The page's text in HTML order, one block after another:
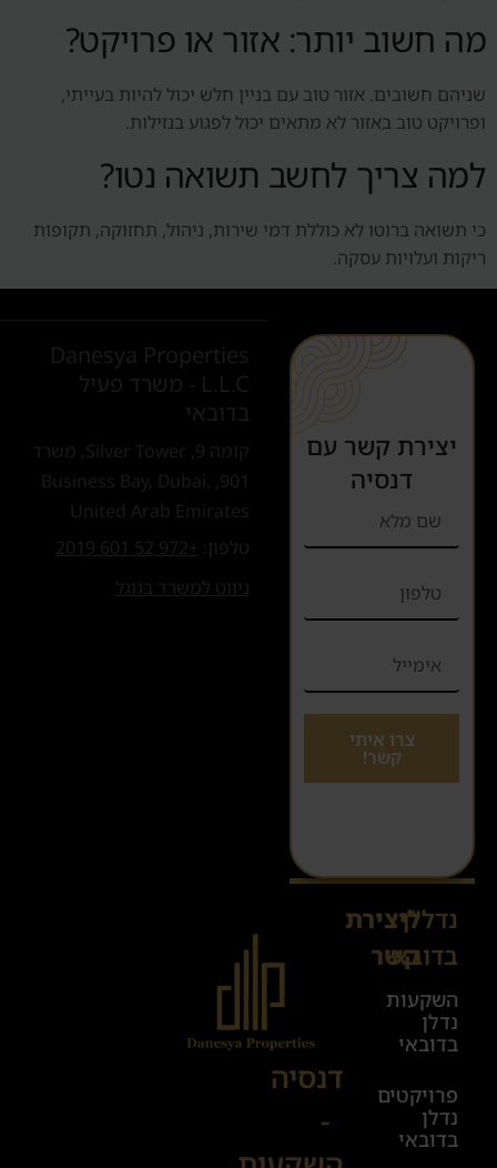
מה חשוב יותר: אזור או פרויקט?
שניהם חשובים. אזור טוב עם בניין חלש יכול להיות בעייתי,
ופרויקט טוב באזור לא מתאים יכול לפגוע בנזילות.
למה צריך לחשב תשואה נטו?
כי תשואה ברוטו לא כוללת דמי שירות, ניהול, תחזוקה, תקופות
ריקות ועלויות עסקה.
יצירת קשר עם
דנסיה
צרו איתי
קשר!
נדל"ן
בדובאי
השקעות
נדלן
בדובאי
פרויקטים
נדלן
בדובאי
ליצירת
קשר
א׳-ה׳
08:00-
00:00
יום ו׳
08:00-
Sales@danesya.co.il
דנסיה
-
Danesya Properties
L.L.C - משרד פעיל
בדובאי
קומה 9, Silver Tower, משרד
901, Business Bay, Dubai,
United Arab Emirates
טלפון:
+972 52 601 2019
ניווט למשרד בגוגל